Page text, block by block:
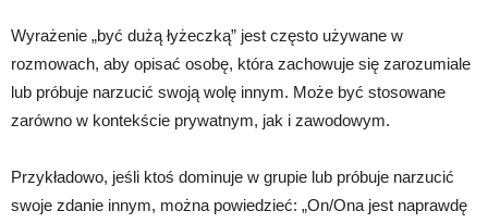
Wyrażenie „być dużą łyżeczką” jest często używane w
rozmowach, aby opisać osobę, która zachowuje się zarozumiale
lub próbuje narzucić swoją wolę innym. Może być stosowane
zarówno w kontekście prywatnym, jak i zawodowym.
Przykładowo, jeśli ktoś dominuje w grupie lub próbuje narzucić
swoje zdanie innym, można powiedzieć: „On/Ona jest naprawdę